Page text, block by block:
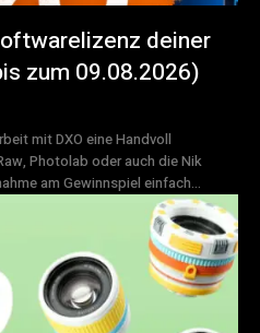
deiner
zum 09.08.2026)
mit DXO eine Handvoll
Photolab oder auch die Nik
Teilnahme am Gewinnspiel einfach...